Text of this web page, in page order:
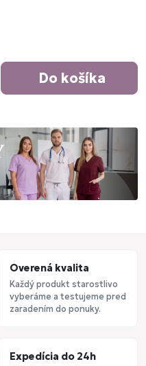
Do košíka
Overená kvalita
Každý produkt starostlivo
vyberáme a testujeme pred
zaradením do ponuky.
Expedícia do 24h